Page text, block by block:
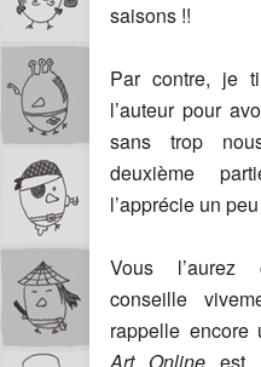
saisons !!
Par contre, je
l’auteur pour
sans trop
deuxième
l’apprécie un
Vous l’aurez
conseille
rappelle encore